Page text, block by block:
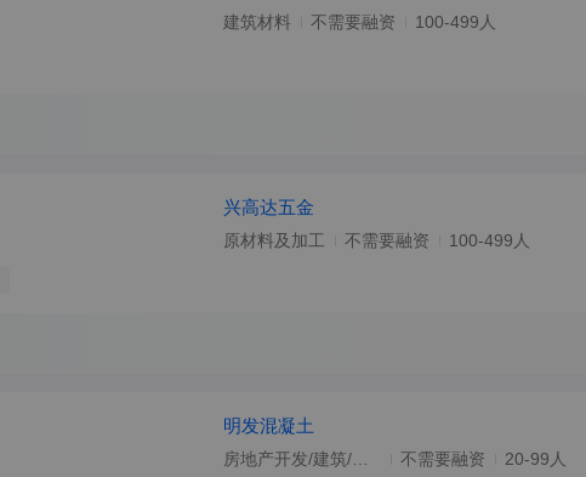
建筑材料 不需要融资 100-499人
兴高达五金
原材料及加工 不需要融资 100-499人
明发混凝土
不需要融资 20-99人